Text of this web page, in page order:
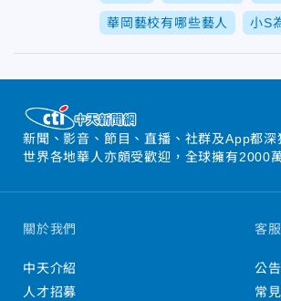
華岡藝校有哪些藝人 小S
新聞、影音、節目、直播、社群及App都
世界各地華人亦頗受歡迎，全球擁有2000
關於我們
中天介紹
人才招募
客
公告
常